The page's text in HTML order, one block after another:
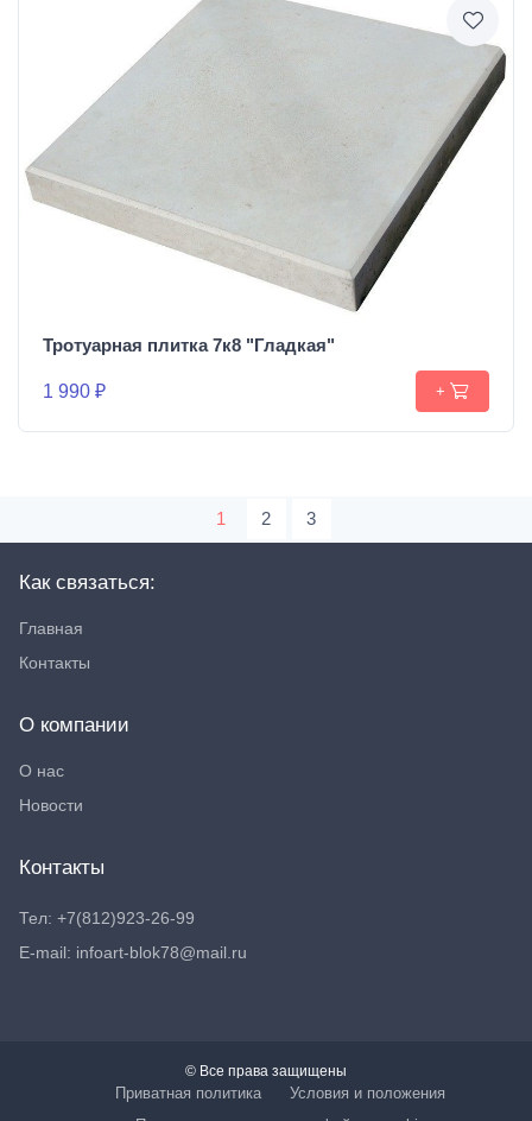
Тротуарная плитка 7к8 "Гладкая"
1 990 ₽ +
1 2 3
Как связаться:
Главная
Контакты
О компании
О нас
Новости
Контакты
Тел: +7(812)923-26-99
E-mail: infoart-blok78@mail.ru
© Все права защищены
Приватная политика
Условия и положения